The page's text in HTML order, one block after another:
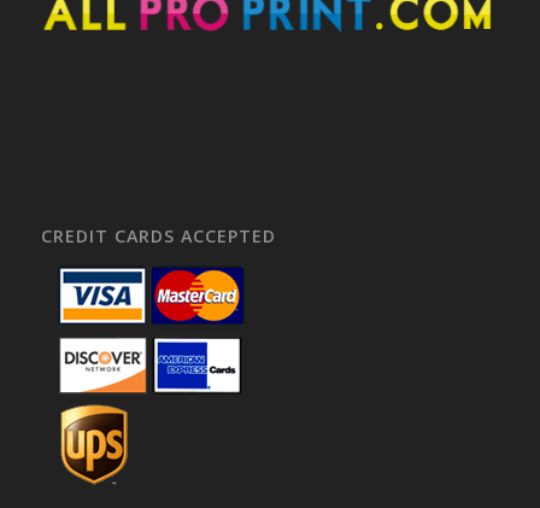
CREDIT CARDS ACCEPTED